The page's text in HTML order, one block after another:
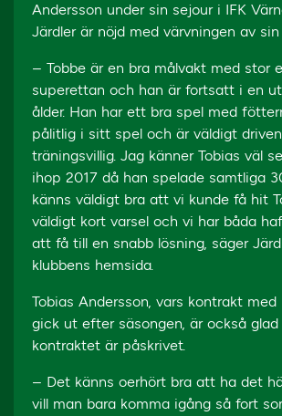
Andersson under sin sejour i IFK
Järdler är nöjd med värvningen av
– Tobbe är en bra målvakt med stor
superettan och han är fortsatt i en
ålder. Han har ett bra spel med
pålitlig i sitt spel och är väldigt
träningsvillig. Jag känner Tobias väl
ihop 2017 då han spelade samtliga
känns väldigt bra att vi kunde få hit
väldigt kort varsel och vi har båda
att få till en snabb lösning, säger
klubbens hemsida.
Tobias Andersson, vars kontrakt med
gick ut efter säsongen, är också
kontraktet är påskrivet.
– Det känns oerhört bra att ha det
vill man bara komma igång så fort